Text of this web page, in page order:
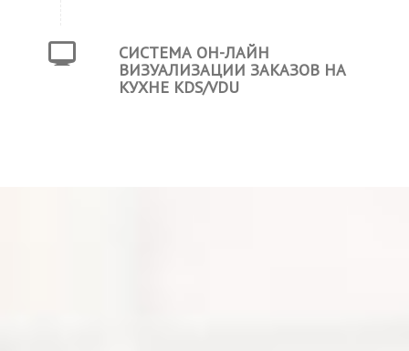
СИСТЕМА ОН-ЛАЙН
ВИЗУАЛИЗАЦИИ ЗАКАЗОВ НА
КУХНЕ KDS/VDU